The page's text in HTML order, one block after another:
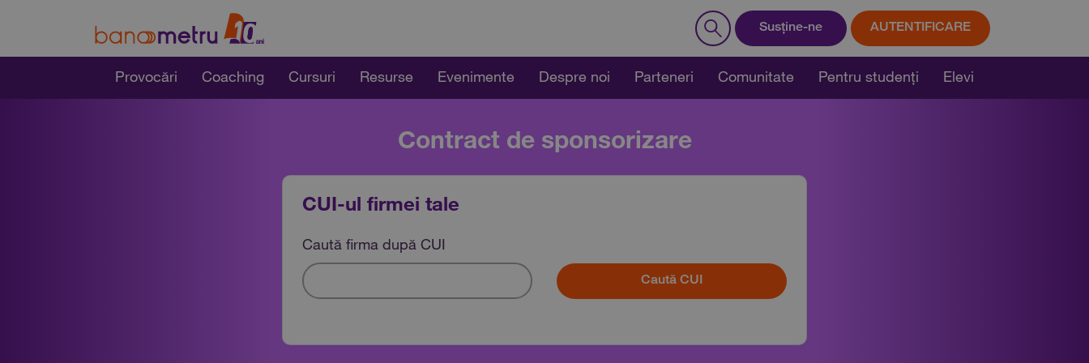
Susține-ne AUTENTIFICARE
Provocări Coaching Cursuri Resurse Evenimente Despre noi Parteneri Comunitate Pentru studenți Elevi
Contract de sponsorizare
CUI-ul firmei tale
Caută firma după CUI
Caută CUI